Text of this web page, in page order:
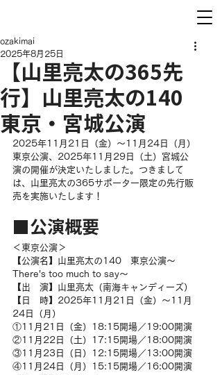
【山里亮太の365先
行】山里亮太の140
東京・宮城公演
ozakimai
2025年8月25日
2025年11月21日（金）～11月24日（月）
東京公演、2025年11月29日（土）宮城公
演の開催が決定いたしました。つきまして
は、山里亮太の365サポーター限定の先行販
売を実施いたします！
■公演概要
＜東京公演＞
【公演名】山里亮太の140　東京公演～
There's too much to say～
【出　演】山里亮太（南海キャンディーズ）
【日　時】2025年11月21日（金）～11月
24日（月）
①11月21日（金）18:15開場／19:00開演
②11月22日（土）17:15開場／18:00開演
③11月23日（日）12:15開場／13:00開演
④11月24日（月）15:15開場／16:00開演